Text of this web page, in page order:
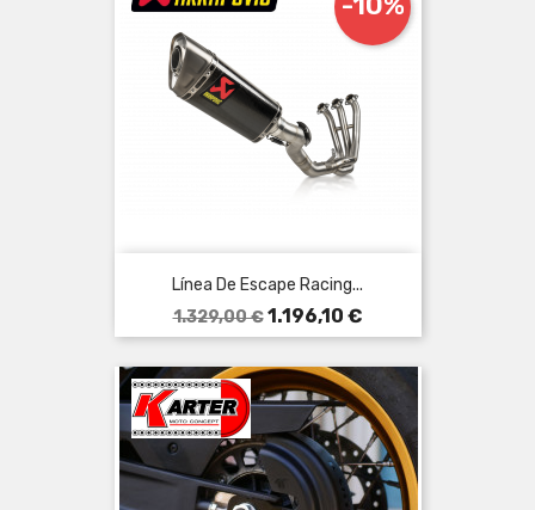
Línea De Escape Racing...
Precio
base
1.329,00 € Precio
1.196,10 €